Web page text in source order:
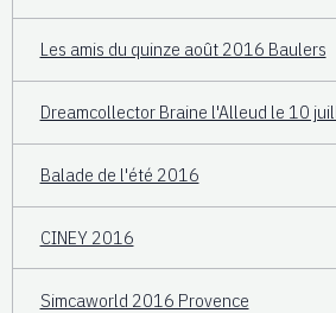
Les amis du quinze août 2016 Baulers
Dreamcollector Braine l'Alleud le 10
Balade de l'été 2016
CINEY 2016
Simcaworld 2016 Provence